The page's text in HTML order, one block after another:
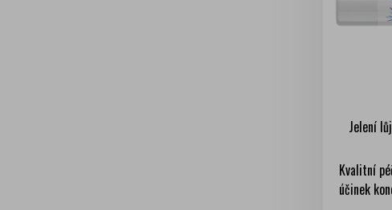
Jelení
Kvalitní
účinek